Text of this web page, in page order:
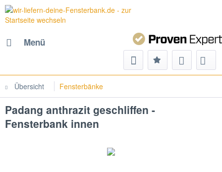
Menü
Übersicht Fensterbänke
Padang anthrazit geschliffen -
Fensterbank innen